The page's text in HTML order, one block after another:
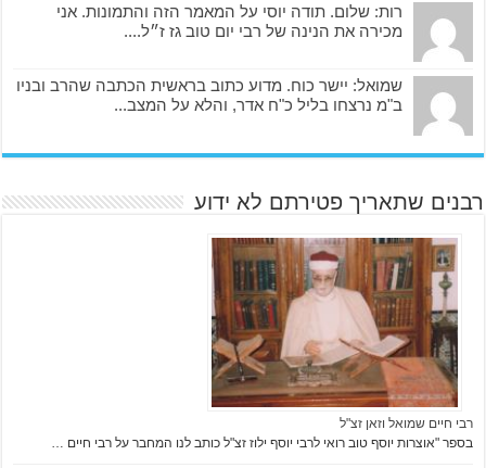
רות: שלום. תודה יוסי על המאמר הזה והתמונות. אני
מכירה את הנינה של רבי יום טוב גז ז״ל....
שמואל: יישר כוח. מדוע כתוב בראשית הכתבה שהרב ובניו
ב"מ נרצחו בליל כ"ח אדר, והלא על המצב...
רבנים שתאריך פטירתם לא ידוע
רבי חיים שמואל וזאן זצ"ל
בספר "אוצרות יוסף טוב רואי לרבי יוסף ילוז זצ"ל כותב לנו המחבר על רבי חיים …